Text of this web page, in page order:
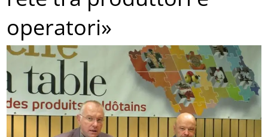
operatori»